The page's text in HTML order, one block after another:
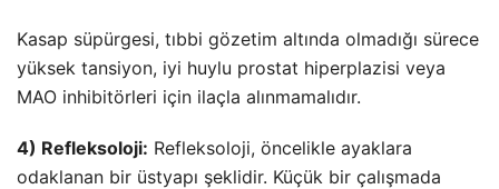
Kasap süpürgesi, tıbbi gözetim altında olmadığı sürece
yüksek tansiyon, iyi huylu prostat hiperplazisi veya
MAO inhibitörleri için ilaçla alınmamalıdır.
4) Refleksoloji: Refleksoloji, öncelikle ayaklara
odaklanan bir üstyapı şeklidir. Küçük bir çalışmada